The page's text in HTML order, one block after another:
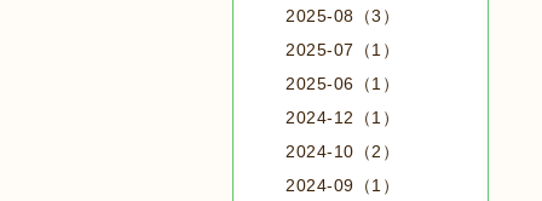
2025-08（3）
2025-07（1）
2025-06（1）
2024-12（1）
2024-10（2）
2024-09（1）